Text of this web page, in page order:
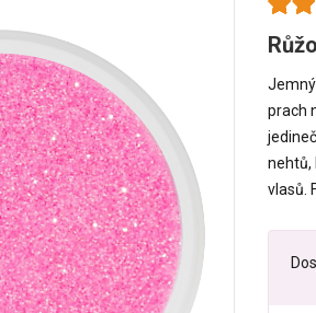
Jemný
prach
nehtů,
vlasů.